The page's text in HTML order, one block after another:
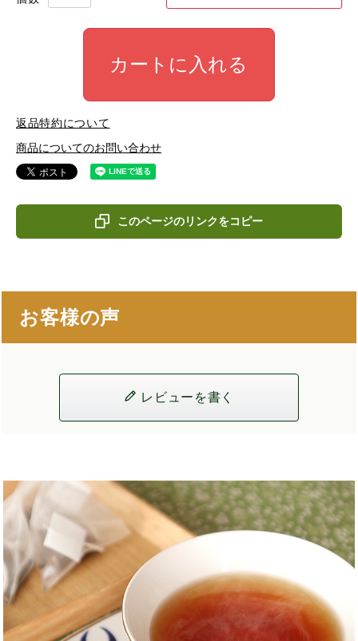
カートに入れる
返品特約について
商品についてのお問い合わせ
このページのリンクをコピー
お客様の声
レビューを書く